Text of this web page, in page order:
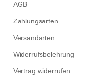
AGB
Zahlungsarten
Versandarten
Widerrufsbelehrung
Vertrag widerrufen